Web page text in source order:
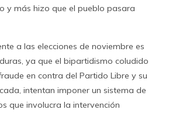
y más hizo que el pueblo pasara
a las elecciones de noviembre es
ya que el bipartidismo coludido
en contra del Partido Libre y su
intentan imponer un sistema de
que involucra la intervención